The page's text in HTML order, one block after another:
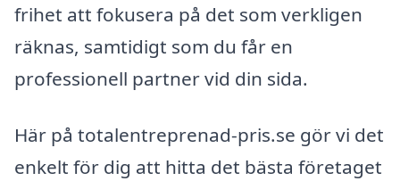
frihet att fokusera på det som verkligen
räknas, samtidigt som du får en
professionell partner vid din sida.
Här på totalentreprenad-pris.se gör vi det
enkelt för dig att hitta det bästa företaget